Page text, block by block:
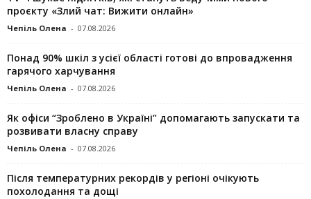
проєкту «Злий чат: Вижити онлайн»
Чепіль Олена - 07.08.2026
Понад 90% шкіл з усієї області готові до впровадження
гарячого харчування
Чепіль Олена - 07.08.2026
Як офіси “Зроблено в Україні” допомагають запускaти та
розвивати власну справу
Чепіль Олена - 07.08.2026
Після температурних рекордів у регіоні очікують
похолодання та дощі